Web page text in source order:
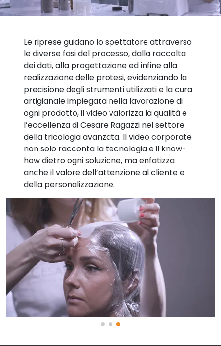
Le riprese guidano lo spettatore attraverso
le diverse fasi del processo, dalla raccolta
dei dati, alla progettazione ed infine alla
realizzazione delle protesi, evidenziando la
precisione degli strumenti utilizzati e la cura
artigianale impiegata nella lavorazione di
ogni prodotto, il video valorizza la qualità e
l’eccellenza di Cesare Ragazzi nel settore
della tricologia avanzata. Il video corporate
non solo racconta la tecnologia e il know-
how dietro ogni soluzione, ma enfatizza
anche il valore dell’attenzione al cliente e
della personalizzazione.